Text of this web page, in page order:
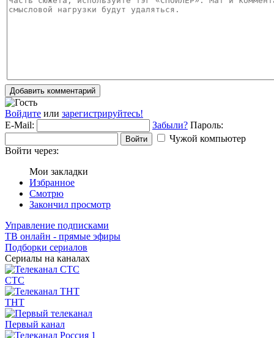
Добавить комментарий
Войдите или зарегистрируйтесь!
E-Mail:
Забыли? Пароль:
Войти
Чужой компьютер
Войти через:
Мои закладки
Избранное
Смотрю
Закончил просмотр
Управление подписками
ТВ онлайн - прямые эфиры
Подборки сериалов
Сериалы на каналах
СТС
ТНТ
Первый канал